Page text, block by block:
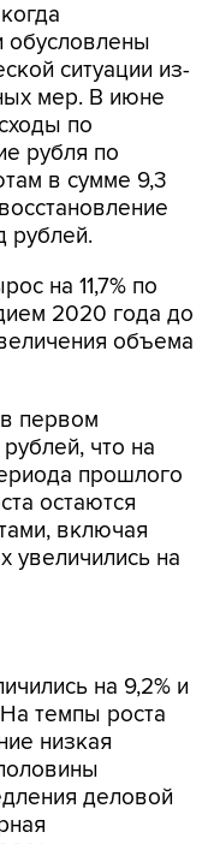
обусловлены
ситуации из-
мер. В июне
по
рубля по
в сумме 9,3
рублей.
на 11,7% по
2020 года до
объема
первом
что на
прошлого
остаются
включая
увеличились на
низкая
деловой
году.
составило